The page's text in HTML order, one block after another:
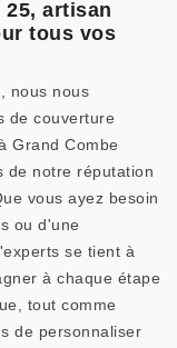
artisan
tous vos
nous nous
de couverture
Grand Combe
de notre réputation
vous ayez besoin
ou d'une
se tient à
à chaque étape
tout comme
de personnaliser